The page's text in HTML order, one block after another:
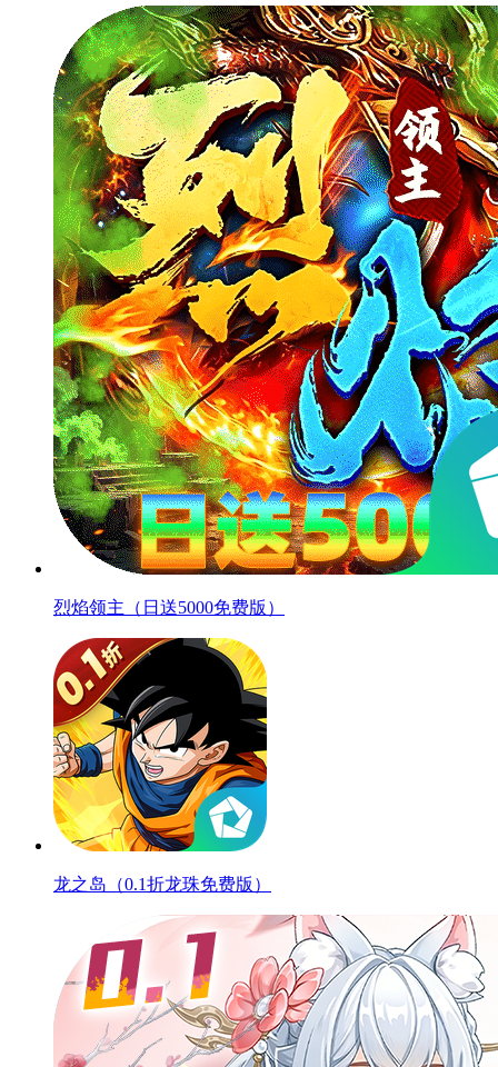
烈焰领主（日送5000免费版）
龙之岛（0.1折龙珠免费版）